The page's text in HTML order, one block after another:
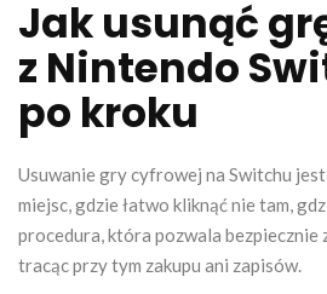
Jak usunąć
z Nintendo
po kroku
Usuwanie gry cyfrowej na Switchu
miejsc, gdzie łatwo kliknąć nie tam,
procedura, która pozwala bezpiecznie
tracąc przy tym zakupu ani zapisów.